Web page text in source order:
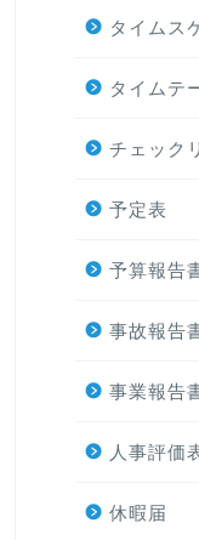
タイムス
タイムテ
チェック
予定表
予算報告
事故報告
事業報告
人事評価
休暇届